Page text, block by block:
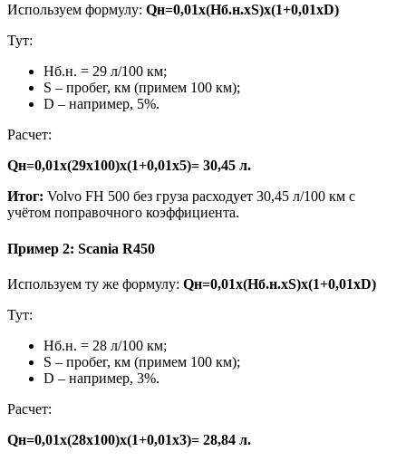
Используем формулу: Qн=0,01х(Hб.н.хS)х(1+0,01хD)
Тут:
Hб.н. = 29 л/100 км;
S – пробег, км (примем 100 км);
D – например, 5%.
Расчет:
Qн=0,01х(29х100)х(1+0,01х5)= 30,45 л.
Итог: Volvo FH 500 без груза расходует 30,45 л/100 км с
учётом поправочного коэффициента.
Пример 2: Scania R450
Используем ту же формулу: Qн=0,01х(Hб.н.хS)х(1+0,01хD)
Тут:
Hб.н. = 28 л/100 км;
S – пробег, км (примем 100 км);
D – например, 3%.
Расчет:
Qн=0,01х(28х100)х(1+0,01х3)= 28,84 л.